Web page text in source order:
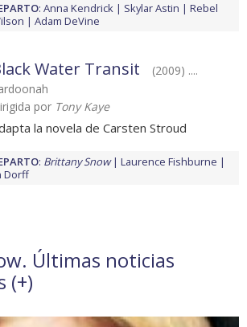
: Anna Kendrick Skylar Astin
Rebel
Adam DeVine
Water Transit
(2009) ....
por Tony Kaye
la novela de Carsten Stroud
: Brittany Snow
Laurence Fishburne
Dorff
Últimas noticias
(+)